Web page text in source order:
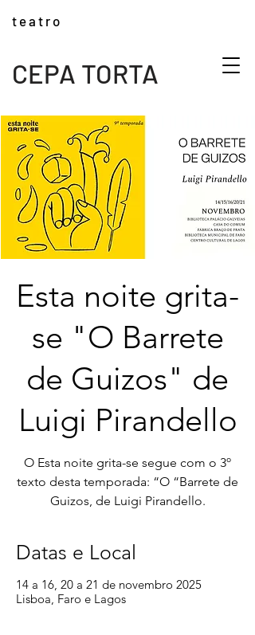
CEPA TORTA
t e a t r o
Esta noite grita-
se "O Barrete
de Guizos" de
Luigi Pirandello
O Esta noite grita-se segue com o 3º
texto desta temporada: “O “Barrete de
Guizos, de Luigi Pirandello.
Datas e Local
14 a 16, 20 a 21 de novembro 2025
Lisboa, Faro e Lagos